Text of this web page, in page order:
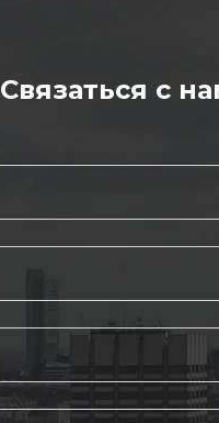
Связаться с